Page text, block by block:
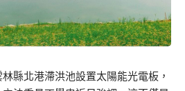
縣北港滯洪池設置太陽能光電板，